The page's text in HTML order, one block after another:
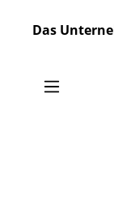
Das